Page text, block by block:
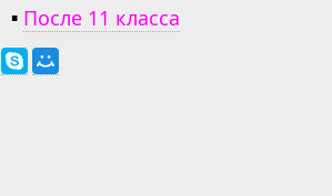
▪ После 11 класса